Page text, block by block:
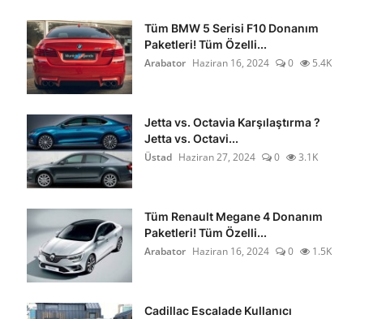
Tüm BMW 5 Serisi F10 Donanım
Paketleri! Tüm Özelli...
Arabator Haziran 16, 2024 0 5.4K
Jetta vs. Octavia Karşılaştırma ?
Jetta vs. Octavi...
Üstad Haziran 27, 2024 0 3.1K
Tüm Renault Megane 4 Donanım
Paketleri! Tüm Özelli...
Arabator Haziran 16, 2024 0 1.5K
Cadillac Escalade Kullanıcı